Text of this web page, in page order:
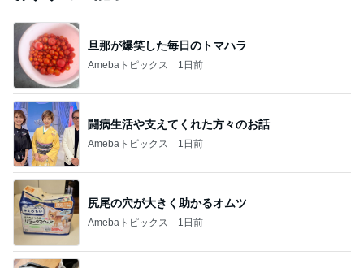
旦那が爆笑した毎日のトマハラ
Amebaトピックス 1日前
闘病生活や支えてくれた方々のお話
Amebaトピックス 1日前
尻尾の穴が大きく助かるオムツ
Amebaトピックス 1日前